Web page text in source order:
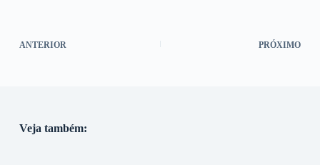
ANTERIOR PRÓXIMO
Veja também: